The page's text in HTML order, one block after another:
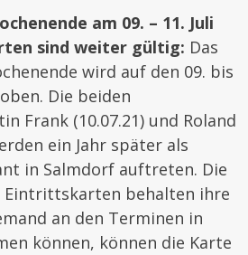
am 09. – 11. Juli
sind weiter gültig: Das
wird auf den 09. bis
Die beiden
Frank (10.07.21) und Roland
ein Jahr später als
in Salmdorf auftreten. Die
behalten ihre
an den Terminen in
können, können die Karte